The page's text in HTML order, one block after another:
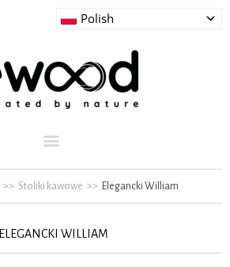
Polish
>> Stoliki kawowe >> Elegancki William
ELEGANCKI WILLIAM